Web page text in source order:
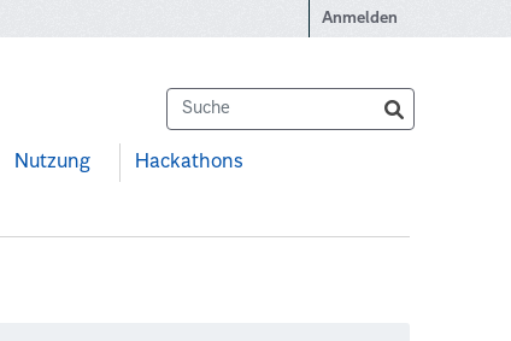
Anmelden
Nutzung Hackathons